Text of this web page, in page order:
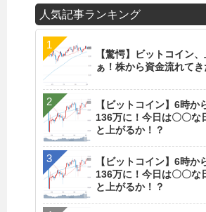
人気記事ランキング
【驚愕】ビットコイン
ぁ！株から資金流れてき
【ビットコイン】6時か
136万に！今日は〇〇な
と上がるか！？
【ビットコイン】6時か
136万に！今日は〇〇な
と上がるか！？